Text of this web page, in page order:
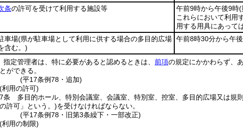
条の許可を受けて利用する施設等 午前9時から午後9時(
これらにおいて利用
用する用具にあって
車場(県が駐車場として利用に供する場合の多目的広場
含む。)
午前8時30分から午
指定管理者は、特に必要があると認めるときは、 前項の規定にかかわらず、
とができる。
(平17条例78・追加)
(利用の許可)
条
多目的ホール、特別会議室、会議室、特別室、控室、多目的広場又は
の許可」という。)を受けなければならない。
(平17条例78・旧第3条繰下・一部改正)
(利用の制限)